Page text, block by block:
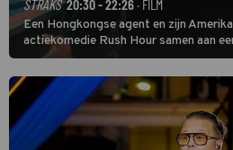
STRAKS 20:30 - 22:26· FILM
Een Hongkongse agent en zijn
actiekomedie Rush Hour samen aan
van een leien dakje.